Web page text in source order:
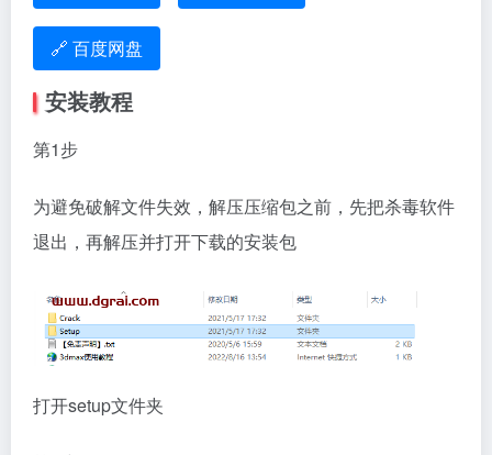
🔗 百度网盘
安装教程
第1步
为避免破解文件失效，解压压缩包之前，先把杀毒软件
退出，再解压并打开下载的安装包
打开setup文件夹